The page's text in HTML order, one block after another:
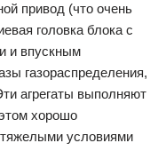
привод (что очень
головка блока с
и впускным
газораспределения,
агрегаты выполняют
хорошо
условиями